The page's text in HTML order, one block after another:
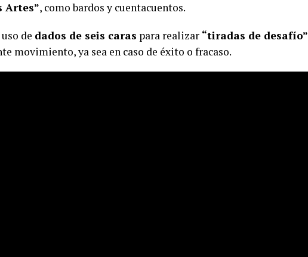
Artes”, como bardos y cuentacuentos.
de dados de seis caras para realizar “tiradas de desafío”
movimiento, ya sea en caso de éxito o fracaso.